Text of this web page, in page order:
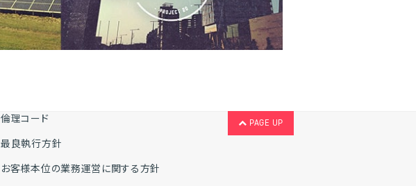
PAGE UP
倫理コード
最良執行方針
お客様本位の業務運営に関する方針